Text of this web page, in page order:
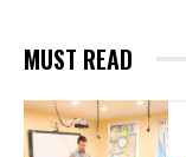
MUST READ